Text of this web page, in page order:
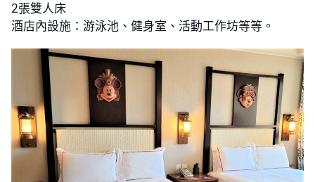
2張雙人床
酒店內設施：游泳池、健身室、活動工作坊等等。